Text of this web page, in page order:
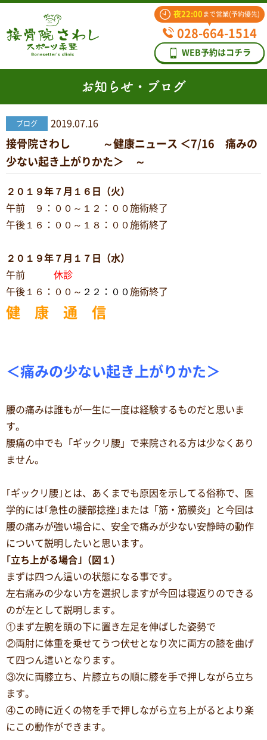
夜22:00 まで営業(予約優先)
028-664-1514
WEB予約はコチラ
お知らせ・ブログ
ブログ 2019.07.16
接骨院さわし ～健康ニュース ＜7/16 痛みの
少ない起き上がりかた＞ ～
２０１９年７月１６日（火）
午前 ９：００～１２：００施術終了
午後１６：００～１８：００施術終了
２０１９年７月１７日（水）
午前 休診
午後１６：００～ ２２：００施術終了
健 康 通 信
＜痛みの少ない起き上がりかた＞
腰の痛みは誰もが一生に一度は経験するものだと思いま
す。
腰痛の中でも「ギックリ腰」で来院される方は少なくあり
ません。
｢ギックリ腰｣とは、あくまでも原因を示してる俗称で、医
学的には｢急性の腰部捻挫｣または「筋・筋膜炎」と今回は
腰の痛みが強い場合に、安全で痛みが少ない安静時の動作
について説明したいと思います。
｢立ち上がる場合｣（図１）
まずは四つん這いの状態になる事です。
左右痛みの少ない方を選択しますが今回は寝返りのできる
のが左として説明します。
①まず左腕を頭の下に置き左足を伸ばした姿勢で
②両肘に体重を乗せてうつ伏せとなり次に両方の膝を曲げ
て四つん這いとなります。
③次に両膝立ち、片膝立ちの順に膝を手で押しながら立ち
ます。
④この時に近くの物を手で押しながら立ち上がるとより楽
にこの動作ができます。